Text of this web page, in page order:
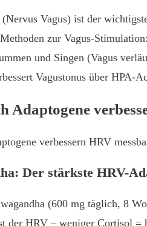
Vagus) ist der
zur Vagus-
und Singen (Vagus
Vagustonus über HPA-
Adaptogene
verbessern HRV
Der stärkste HRV-
(600 mg täglich, 8
der HRV – weniger Cortisol